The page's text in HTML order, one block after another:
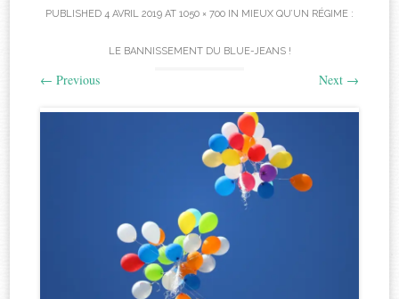
PUBLISHED 4 AVRIL 2019 AT 1050 × 700 IN MIEUX QU’UN RÉGIME :
LE BANNISSEMENT DU BLUE-JEANS !
← Previous Next →